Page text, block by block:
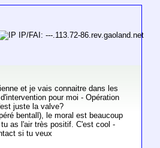
IP/FAI: ---.113.72-86.rev.gaoland.net
et je vais connaitre dans les
pour moi - Opération
juste la valve?
bentall), le moral est beaucoup
as l'air très positif. C'est cool -
si tu veux